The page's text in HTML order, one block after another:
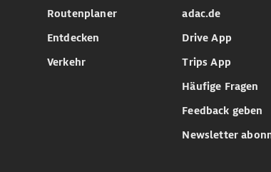
Routenplaner
Entdecken
Verkehr
adac.de
Drive App
Trips App
Häufige Fragen
Feedback geben
Newsletter